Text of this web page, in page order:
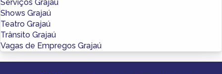
Serviços Grajaú
Shows Grajaú
Teatro Grajaú
Trânsito Grajaú
Vagas de Empregos Grajaú